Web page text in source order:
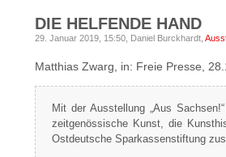
DIE HELFENDE HAND
29. Januar 2019, 15:50, Daniel Burckhardt,
Matthias Zwarg, in: Freie Presse,
Mit der Ausstellung „Aus
zeitgenössische Kunst, die
Ostdeutsche Sparkassenstiftung